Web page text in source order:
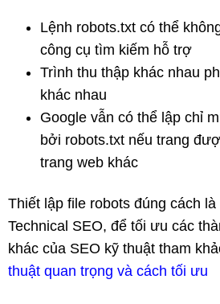
Lệnh robots.txt có thể
công cụ tìm kiếm hỗ trợ
Trình thu thập khác nhau
khác nhau
Google vẫn có thể lập chỉ
bởi robots.txt nếu trang
trang web khác
Thiết lập file robots đúng cách
Technical SEO, để tối ưu các
khác của SEO kỹ thuật tham
thuật quan trọng và cách tối ưu